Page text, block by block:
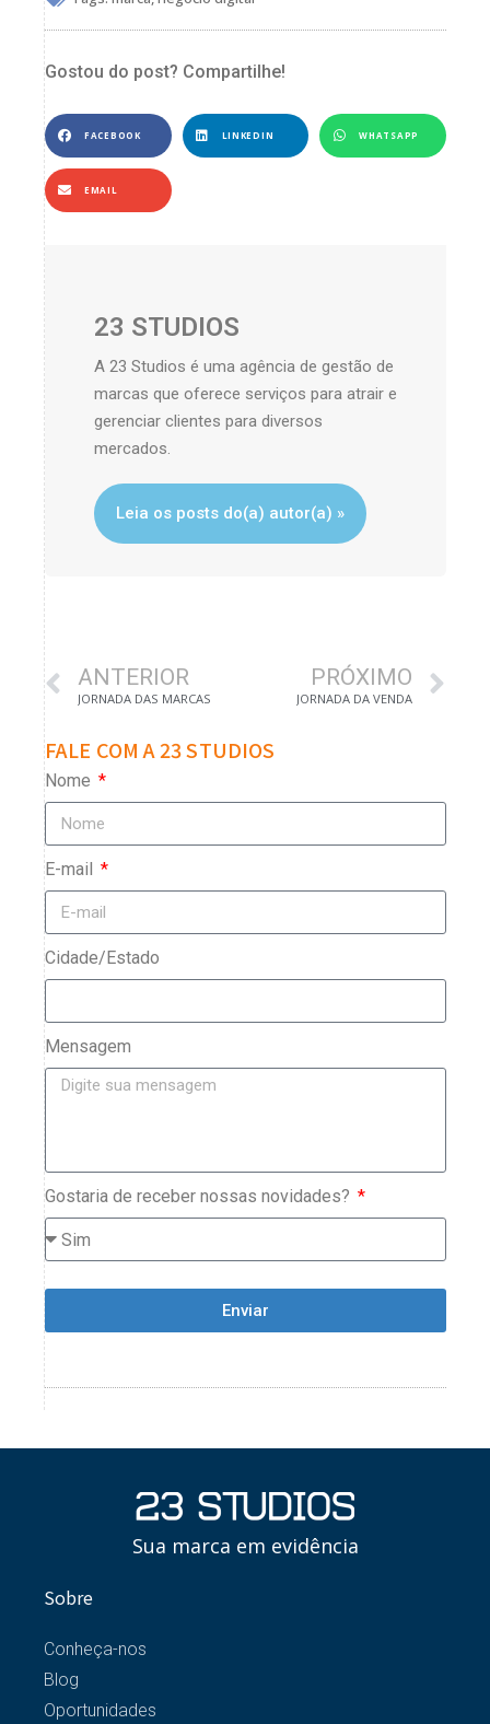
Gostou do post? Compartilhe!
FACEBOOK LINKEDIN WHATSAPP
EMAIL
23 STUDIOS
A 23 Studios é uma agência de gestão de
marcas que oferece serviços para atrair e
gerenciar clientes para diversos
mercados.
Leia os posts do(a) autor(a) »
ANTERIOR
JORNADA DAS MARCAS
PRÓXIMO
JORNADA DA VENDA
FALE COM A 23 STUDIOS
Nome
E-mail
Cidade/Estado
Mensagem
Gostaria de receber nossas novidades?
Enviar
Sua marca em evidência
Sobre
Conheça-nos
Blog
Oportunidades